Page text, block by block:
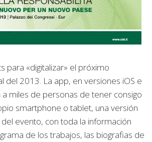
para «digitalizar» el próximo
del 2013. La app, en versiones iOS e
miles de personas de tener consigo
smartphone o tablet, una versión
del evento, con toda la información
de los trabajos, las biografias de